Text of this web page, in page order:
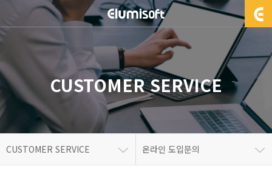
CUSTOMER SERVICE
CUSTOMER SERVICE 온라인 도입문의